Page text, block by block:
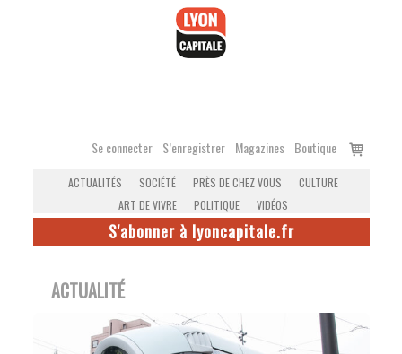
Se connecter S’enregistrer Magazines Boutique
Voir
ACTUALITÉS SOCIÉTÉ PRÈS DE CHEZ VOUS
CULTURE
ART DE VIVRE
POLITIQUE VIDÉOS
S'abonner à lyoncapitale.fr
ACTUALITÉ